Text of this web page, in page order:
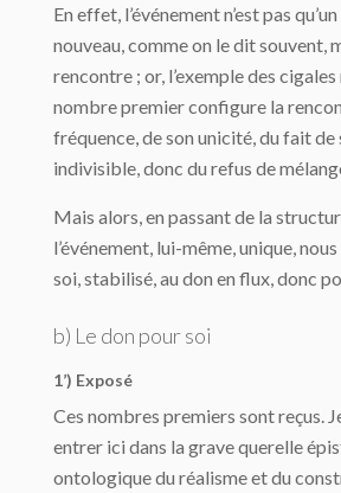
En effet, l’événement n’est pas
nouveau, comme on le dit souvent,
rencontre ; or, l’exemple des
nombre premier configure la
fréquence, de son unicité, du fait
indivisible, donc du refus de
Mais alors, en passant de la
l’événement, lui-même, unique,
soi, stabilisé, au don en flux, donc
b) Le don pour soi
1’) Exposé
Ces nombres premiers sont reçus.
entrer ici dans la grave querelle
ontologique du réalisme et du